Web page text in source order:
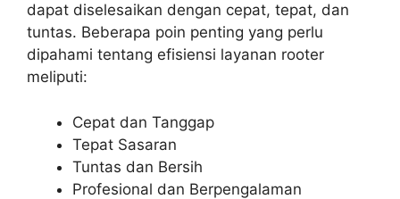
dapat diselesaikan dengan cepat, tepat, dan
tuntas. Beberapa poin penting yang perlu
dipahami tentang efisiensi layanan rooter
meliputi:
Cepat dan Tanggap
Tepat Sasaran
Tuntas dan Bersih
Profesional dan Berpengalaman